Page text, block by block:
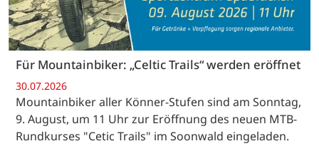
Für Mountainbiker: „Celtic Trails“ werden eröffnet
30.07.2026
Mountainbiker aller Könner-Stufen sind am Sonntag,
9. August, um 11 Uhr zur Eröffnung des neuen MTB-
Rundkurses "Cetic Trails" im Soonwald eingeladen.